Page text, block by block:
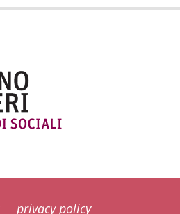
privacy policy